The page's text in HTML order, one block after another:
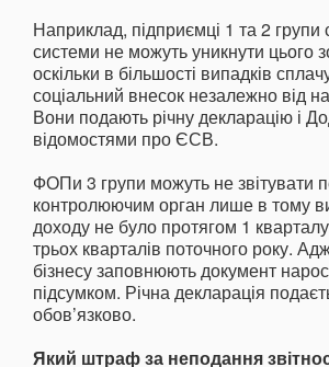
Наприклад, підприємці 1 та 2 групи
системи не можуть уникнути цього
оскільки в більшості випадків
соціальний внесок незалежно від
Вони подають річну декларацію і
відомостями про ЄСВ.
ФОПи 3 групи можуть не звітувати
контролюючим орган лише в тому
доходу не було протягом 1
трьох кварталів поточного року.
бізнесу заповнюють документ
підсумком. Річна декларація
обов’язково.
Який штраф за неподання